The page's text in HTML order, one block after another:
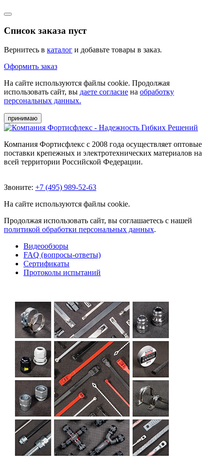
Список заказа пуст
Вернитесь в каталог и добавьте товары в заказ.
Оформить заказ
На сайте используются файлы cookie. Продолжая
использовать сайт, вы даете согласие на обработку
персональных данных.
принимаю
Компания Фортисфлекс с 2008 года осуществляет оптовые
поставки крепежных и электротехнических материалов на
всей территории Российской Федерации.
Звоните: +7 (495) 989-52-63
На сайте используются файлы cookie.
Продолжая использовать сайт, вы соглашаетесь с нашей
политикой обработки персональных данных.
Видеообзоры
FAQ (вопросы-ответы)
Сертификаты
Протоколы испытаний